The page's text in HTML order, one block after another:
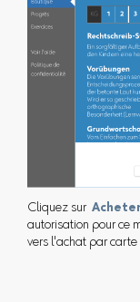
Cliquez sur
autorisation pour ce
vers l'achat par carte